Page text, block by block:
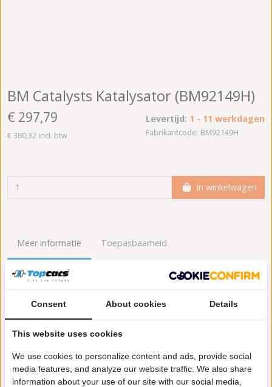
BM Catalysts Katalysator (BM92149H)
€ 297,79
€ 360,32 incl. btw
Levertijd: 1 - 11 werkdagen
Fabrikantcode: BM92149H
In winkelwagen
Meer informatie Toepasbaarheid
Origineel nummers
Garantie:2 jaar garantie
Materiaal:Keramiek
Enkel in combinatie met:FK92149
Product in orde:
Controleteken:E9-103R
Consent About cookies Details
This website uses cookies
We use cookies to personalize content and ads, provide social
media features, and analyze our website traffic. We also share
information about your use of our site with our social media,